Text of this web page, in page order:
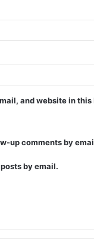
and website in
up comments by
by email.